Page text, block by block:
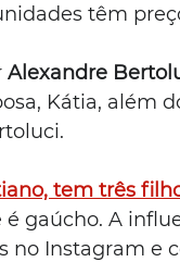
têm
Alexandre
Kátia, além
tem três
gaúcho. A
no Instagram e